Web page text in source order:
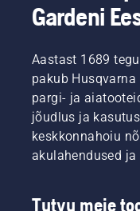
Gardeni
Aastast 1689
pakub
pargi- ja
jõudlus ja
keskkonnahoiu
akulahendused
Tutvu meie